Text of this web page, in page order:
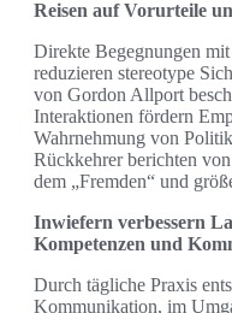
Reisen auf Vorurteile
Direkte Begegnungen
reduzieren stereotype
von Gordon Allport
Interaktionen fördern
Wahrnehmung von
Rückkehrer berichten
dem „Fremden“ und
Inwiefern verbessern
Kompetenzen und
Durch tägliche Praxis
Kommunikation, im